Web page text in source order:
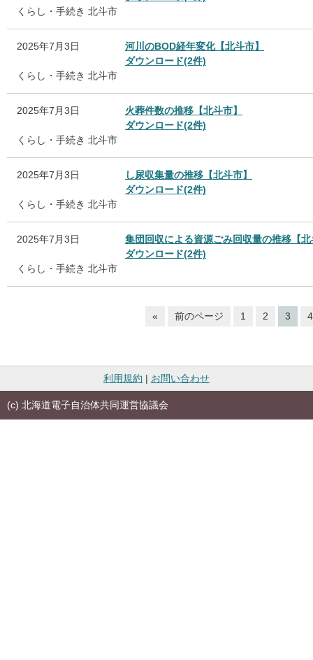
くらし・手続き 北斗市
2025年7月3日
河川のBOD経年変化【北斗市】
ダウンロード(2件)
くらし・手続き 北斗市
2025年7月3日
火葬件数の推移【北斗市】
ダウンロード(2件)
くらし・手続き 北斗市
2025年7月3日
し尿収集量の推移【北斗市】
ダウンロード(2件)
くらし・手続き 北斗市
2025年7月3日
集団回収による資源ごみ回収量の推移【
ダウンロード(2件)
くらし・手続き 北斗市
« 前のページ 1 2 3 4
利用規約 | お問い合わせ
(c) 北海道電子自治体共同運営協議会